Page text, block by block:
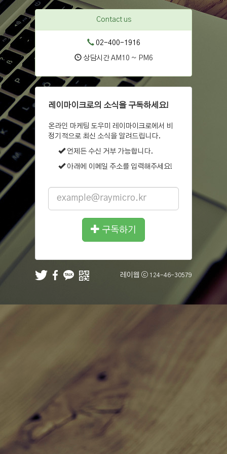
Contact us
02-400-1916
상담시간 AM10 ~ PM6
레이마이크로의 소식을 구독하세요!
온라인 마케팅 도우미 레이마이크로에서 비
정기적으로 최신 소식을 알려드립니다.
언제든 수신 거부 가능합니다.
아래에 이메일 주소를 입력해주세요!
address
구독하기
레이웹 ⓒ 124-46-30579